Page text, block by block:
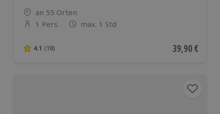
Standort
an 55 Orten
Anzahl der Teilnehmer
1 Pers. max. 1 Std
4.1 von 5 Sternen basierend auf 18 Bewertungen
4.1 (18) Aktueller
39,90 €